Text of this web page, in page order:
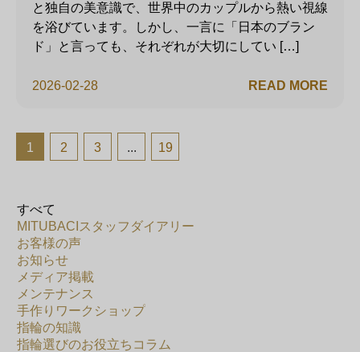
2026-02-28
と独自の美意識で、世界中のカップルから熱い視線
を浴びています。しかし、一言に「日本のブラン
ド」と言っても、それぞれが大切にしてい […]
READ MORE
1 2 3 ... 19
MITUBACIスタッフダイアリー
お客様の声
お知らせ
メディア掲載
メンテナンス
手作りワークショップ
指輪の知識
指輪選びのお役立ちコラム
すべて